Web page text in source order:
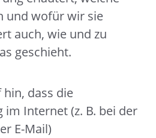
und wofür wir sie
auch, wie und zu
geschieht.
dass die
Internet (z. B. bei der
E-Mail)